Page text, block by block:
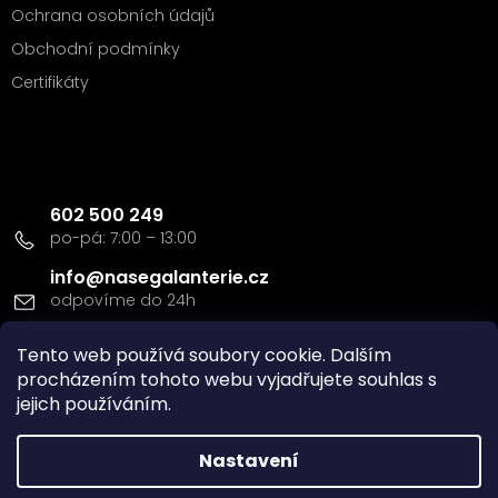
Tento web používá soubory cookie. Dalším
procházením tohoto webu vyjadřujete souhlas s
jejich používáním.
Nastavení
Ochrana osobních údajů
Obchodní podmínky
Certifikáty
info@nasegalanterie.cz
602 500 249
Doprava a platba
Vytvořil Shoptet